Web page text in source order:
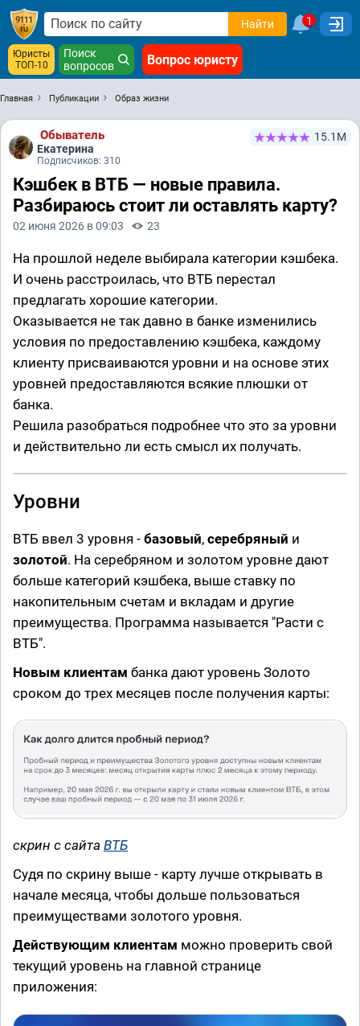
Найти 1
Юристы
ТОП-10
Поиск
вопросов
Вопрос юристу
Главная Публикации Образ жизни
Обыватель
Екатерина
Подписчиков: 310
15.1М
Кэшбек в ВТБ — новые правила.
Разбираюсь стоит ли оставлять карту?
02 июня 2026 в 09:03 23
На прошлой неделе выбирала категории кэшбека.
И очень расстроилась, что ВТБ перестал
предлагать хорошие категории.
Оказывается не так давно в банке изменились
условия по предоставлению кэшбека, каждому
клиенту присваиваются уровни и на основе этих
уровней предоставляются всякие плюшки от
банка.
Решила разобраться подробнее что это за уровни
и действительно ли есть смысл их получать.
Уровни
ВТБ ввел 3 уровня - базовый, серебряный и
золотой. На серебряном и золотом уровне дают
больше категорий кэшбека, выше ставку по
накопительным счетам и вкладам и другие
преимущества. Программа называется "Расти с
ВТБ".
Новым клиентам банка дают уровень Золото
сроком до трех месяцев после получения карты:
скрин с сайта ВТБ
Судя по скрину выше - карту лучше открывать в
начале месяца, чтобы дольше пользоваться
преимуществами золотого уровня.
Действующим клиентам можно проверить свой
текущий уровень на главной странице
приложения: